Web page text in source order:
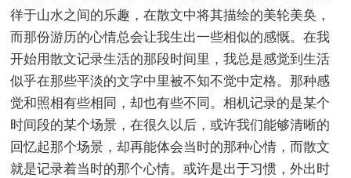
徉于山水之间的乐趣，在散文中将其描绘的美轮美奂，
而那份游历的心情总会让我生出一些相似的感慨。在我
开始用散文记录生活的那段时间里，我总是感觉到生活
似乎在那些平淡的文字中里被不知不觉中定格。那种感
觉和照相有些相同，却也有些不同。相机记录的是某个
时间段的某个场景，在很久以后，或许我们能够清晰的
回忆起那个场景，却再能体会当时的那种心情，而散文
就是记录着当时的那个心情。或许是出于习惯，外出时